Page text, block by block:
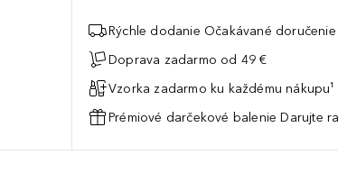
Rýchle dodanie Očakávané
Doprava zadarmo od 49 €
Vzorka zadarmo ku každému nákupu¹
Prémiové darčekové balenie Darujte